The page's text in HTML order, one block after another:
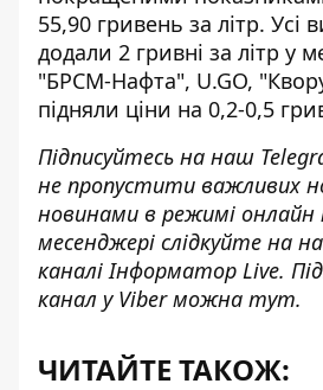
55,90 гривень за літр. Усі
додали 2 гривні за літр у
"БРСМ-Нафта", U.GO,
підняли ціни на 0,2-0,5
Підписуйтесь на наш
не пропустити важливих
новинами в режимі онлайн
месенджері слідкуйте на
каналіІнформатор Live.
канал у Viber можна тут.
ЧИТАЙТЕ ТАКОЖ: